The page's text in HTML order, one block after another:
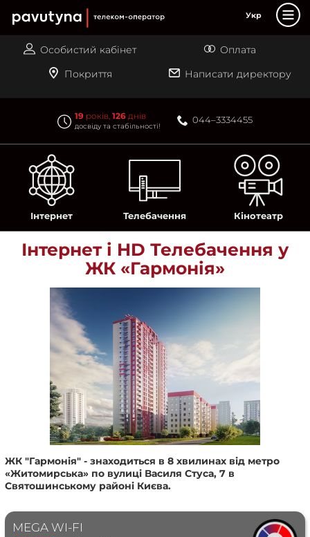
Укр
Особистий кабінет
Оплата
Покриття
Написати директору
Інтернет Телебачення Кінотеатр
19 років,126 днів
досвіду та стабільності!
044–3334455
Інтернет
Телебачення
Підтримка
Магазин
Контакти
Вакансії
Інтернет і HD Телебачення у
ЖК «Гармонія»
ЖК "Гармонія" - знаходиться в 8 хвилинах від метро
«Житомирська» по вулиці Василя Стуса, 7 в
Святошинському районі Києва.
MEGA WI-FI